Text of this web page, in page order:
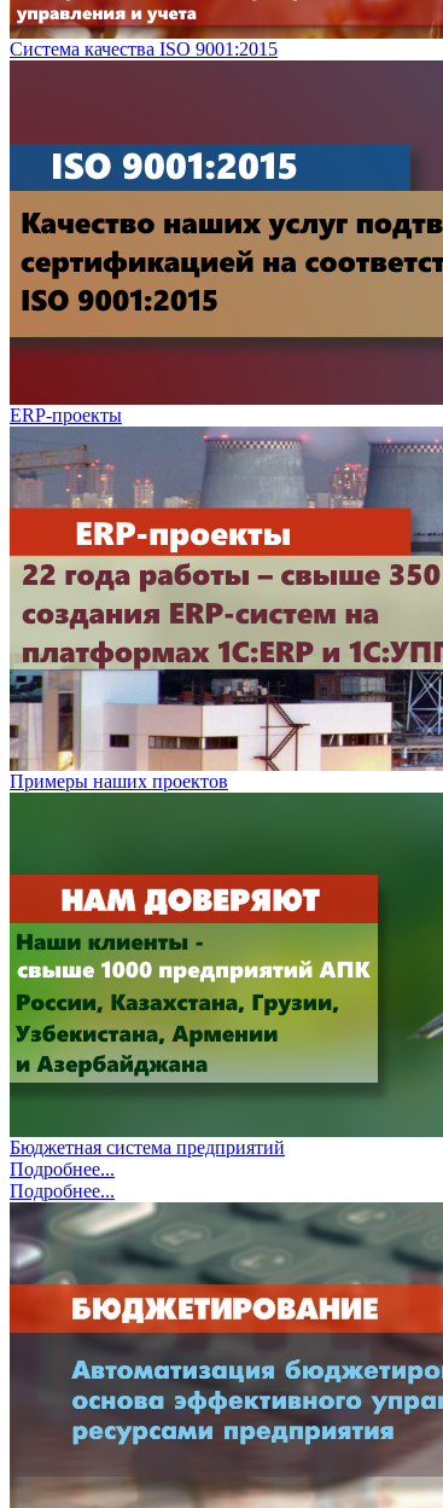
Система качества ISO 9001:2015
ERP-проекты
Примеры наших проектов
Бюджетная система предприятий
Подробнее...
Подробнее...